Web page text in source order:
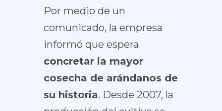
Por medio de un
comunicado, la empresa
informó que espera
concretar la mayor
cosecha de arándanos de
su historia. Desde 2007, la